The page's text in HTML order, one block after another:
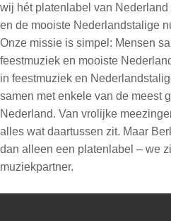
wij hét platenlabel van
en de mooiste Nederlandstalige
Onze missie is simpel: Mensen
feestmuziek en mooiste
in feestmuziek en
samen met enkele van de meest
Nederland. Van vrolijke
alles wat daartussen zit. Maar
dan alleen een platenlabel – we
muziekpartner.